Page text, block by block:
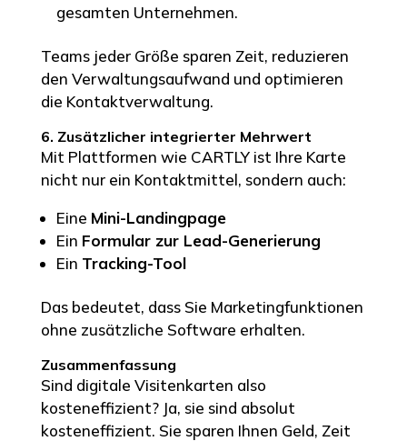
gesamten Unternehmen.
Teams jeder Größe sparen Zeit, reduzieren
den Verwaltungsaufwand und optimieren
die Kontaktverwaltung.
6. Zusätzlicher integrierter Mehrwert
Mit Plattformen wie CARTLY ist Ihre Karte
nicht nur ein Kontaktmittel, sondern auch:
Eine Mini-Landingpage
Ein Formular zur Lead-Generierung
Ein Tracking-Tool
Das bedeutet, dass Sie Marketingfunktionen
ohne zusätzliche Software erhalten.
Zusammenfassung
Sind digitale Visitenkarten also
kosteneffizient? Ja, sie sind absolut
kosteneffizient. Sie sparen Ihnen Geld, Zeit